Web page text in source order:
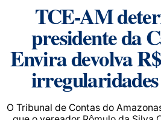
TCE-AM
presidente da
Envira devolva
irregularidades
O Tribunal de Contas do